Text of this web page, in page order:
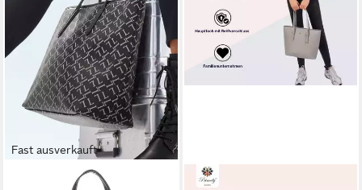
Fast ausverkauft
PRINCELY LONDON